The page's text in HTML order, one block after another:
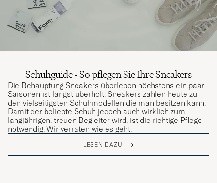
Schuhguide - So pflegen Sie Ihre Sneakers
Die Behauptung Sneakers überleben höchstens ein paar
Saisonen ist längst überholt. Sneakers zählen heute zu
den vielseitigsten Schuhmodellen die man besitzen kann.
Damit der beliebte Schuh jedoch auch wirklich zum
langjährigen, treuen Begleiter wird, ist die richtige Pflege
notwendig. Wir verraten wie es geht.
LESEN DAZU